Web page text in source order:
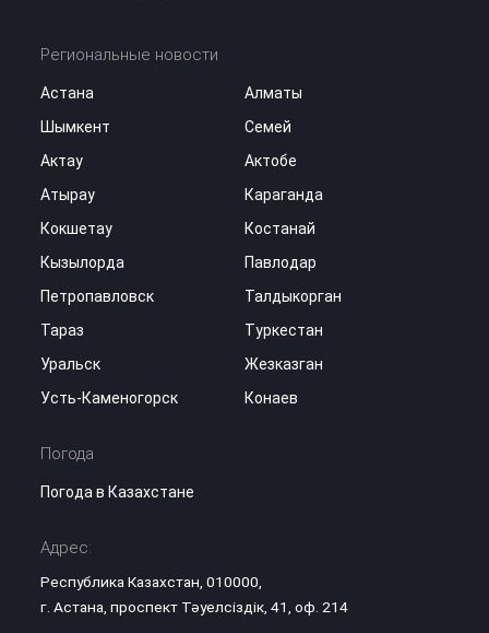
Региональные новости
Астана
Алматы
Шымкент
Семей
Актау
Актобе
Атырау
Караганда
Кокшетау
Костанай
Кызылорда
Павлодар
Петропавловск
Талдыкорган
Тараз
Туркестан
Уральск
Жезказган
Усть-Каменогорск
Конаев
Погода
Погода в Казахстане
Адрес:
Республика Казахстан, 010000,
г. Астана, проспект Тәуелсіздік, 41, оф. 214